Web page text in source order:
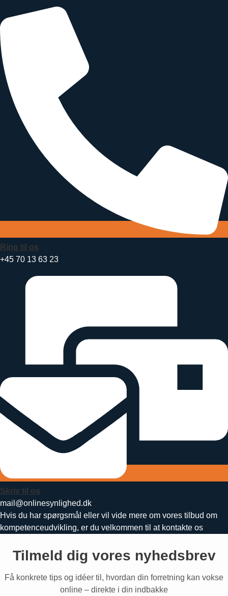
Ring til os
+45 70 13 63 23
Skriv til os
mail@onlinesynlighed.dk
Hvis du har spørgsmål eller vil vide mere om vores tilbud om
kompetenceudvikling, er du velkommen til at kontakte os
Tilmeld dig vores nyhedsbrev
Få konkrete tips og idéer til, hvordan din forretning kan vokse
online – direkte i din indbakke